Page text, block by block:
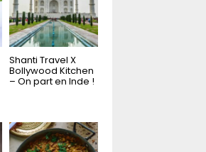
Shanti Travel X
Bollywood Kitchen
– On part en Inde !